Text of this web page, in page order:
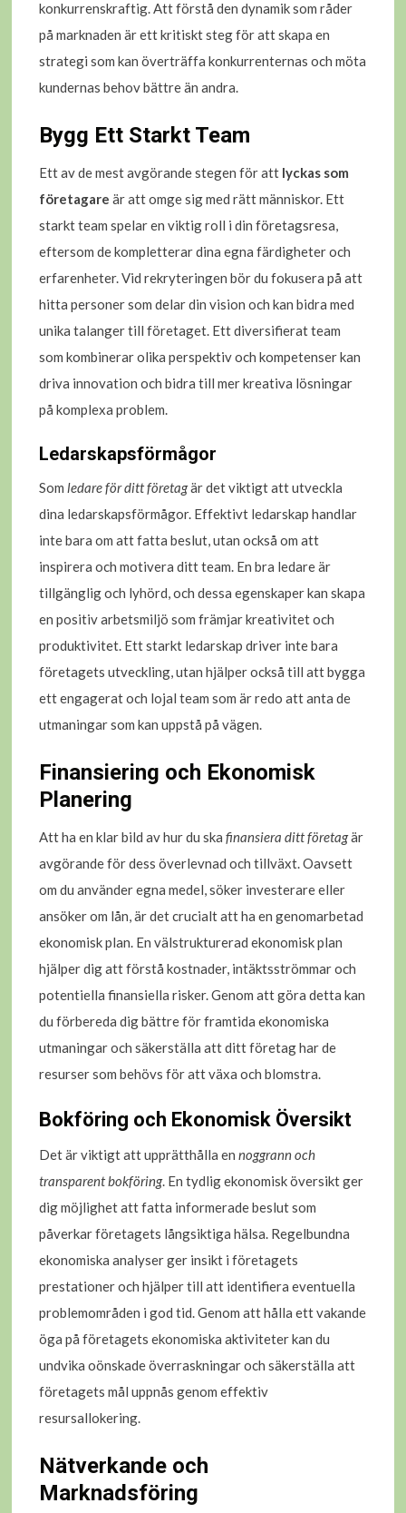
konkurrenskraftig. Att förstå den dynamik som råder
på marknaden är ett kritiskt steg för att skapa en
strategi som kan överträffa konkurrenternas och möta
kundernas behov bättre än andra.
Bygg Ett Starkt Team
Ett av de mest avgörande stegen för att lyckas som
företagare är att omge sig med rätt människor. Ett
starkt team spelar en viktig roll i din företagsresa,
eftersom de kompletterar dina egna färdigheter och
erfarenheter. Vid rekryteringen bör du fokusera på att
hitta personer som delar din vision och kan bidra med
unika talanger till företaget. Ett diversifierat team
som kombinerar olika perspektiv och kompetenser kan
driva innovation och bidra till mer kreativa lösningar
på komplexa problem.
Ledarskapsförmågor
Somledare för ditt företagär det viktigt att utveckla
dina ledarskapsförmågor. Effektivt ledarskap handlar
inte bara om att fatta beslut, utan också om att
inspirera och motivera ditt team. En bra ledare är
tillgänglig och lyhörd, och dessa egenskaper kan skapa
en positiv arbetsmiljö som främjar kreativitet och
produktivitet. Ett starkt ledarskap driver inte bara
företagets utveckling, utan hjälper också till att bygga
ett engagerat och lojal team som är redo att anta de
utmaningar som kan uppstå på vägen.
Finansiering och Ekonomisk
Planering
Att ha en klar bild av hur du skafinansiera ditt företagär
avgörande för dess överlevnad och tillväxt. Oavsett
om du använder egna medel, söker investerare eller
ansöker om lån, är det crucialt att ha en genomarbetad
ekonomisk plan. En välstrukturerad ekonomisk plan
hjälper dig att förstå kostnader, intäktsströmmar och
potentiella finansiella risker. Genom att göra detta kan
du förbereda dig bättre för framtida ekonomiska
utmaningar och säkerställa att ditt företag har de
resurser som behövs för att växa och blomstra.
Bokföring och Ekonomisk Översikt
Det är viktigt att upprätthålla ennoggrann och
transparent bokföring. En tydlig ekonomisk översikt ger
dig möjlighet att fatta informerade beslut som
påverkar företagets långsiktiga hälsa. Regelbundna
ekonomiska analyser ger insikt i företagets
prestationer och hjälper till att identifiera eventuella
problemområden i god tid. Genom att hålla ett vakande
öga på företagets ekonomiska aktiviteter kan du
undvika oönskade överraskningar och säkerställa att
företagets mål uppnås genom effektiv
resursallokering.
Nätverkande och
Marknadsföring